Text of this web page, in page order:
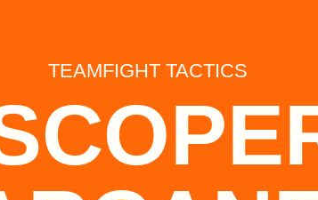
TEAMFIGHT TACTICS